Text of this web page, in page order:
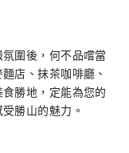
圍後，何不品嚐當
店、抹茶咖啡廳、
勝地，定能為您的
勝山的魅力。